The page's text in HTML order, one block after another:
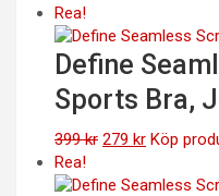
Rea!
Define
Sports Bra,
399kr Det
priset
279 krDet
priset
Köp
Rea!